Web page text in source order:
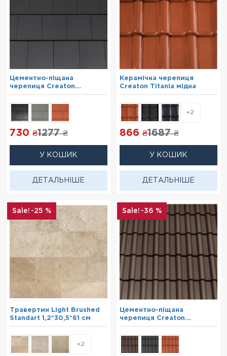
Цементно-піщана
черепиця Creaton
Kapstadt графіт
730 ₴1277₴
У КОШИК
ДЕТАЛЬНІШЕ
+2
Керамічна черепиця
Creaton Titania мідна
866 ₴1687₴
У КОШИК
ДЕТАЛЬНІШЕ
-25 %
+2
Травертин Light Brushed
Standart 1,2*30,5*61 см
-36 %
Цементно-піщана
черепиця Creaton
Heidelberg коричневий